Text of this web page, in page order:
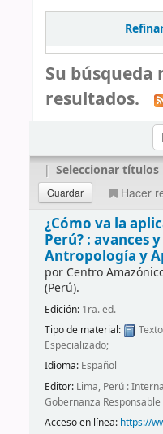
Su búsqueda
resultados.
| Seleccionar títulos
Hacer
¿Cómo va la
Perú? : avances
Antropología y
por Centro
(Perú).
Edición: 1ra. ed.
Tipo de material:
Texto
Especializado;
Idioma: Español
Editor: Lima, Perú :
Gobernanza
Acceso en línea: https://